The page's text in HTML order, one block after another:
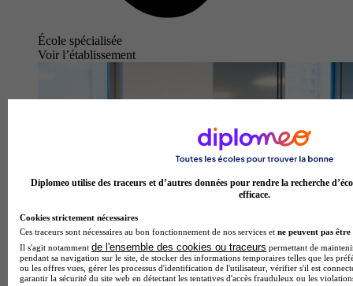
École spécialisée
Voir l’établissement
Diplomeo utilise des traceurs et d’autres données pour rendre la recherche
efficace.
Cookies strictement nécessaires
Ces traceurs sont nécessaires au bon fonctionnement de nos services et ne peuvent pas être
Il s'agit notamment de l'ensemble des cookies ou traceurs permettant de
pendant sa navigation sur le site, de stocker des informations temporaires telles que les
ou les offres vues, gérer les processus d'identification de l'utilisateur, vérifier s'il est
garantir la sécurité du site web en détectant les tentatives d'accès frauduleux ou les